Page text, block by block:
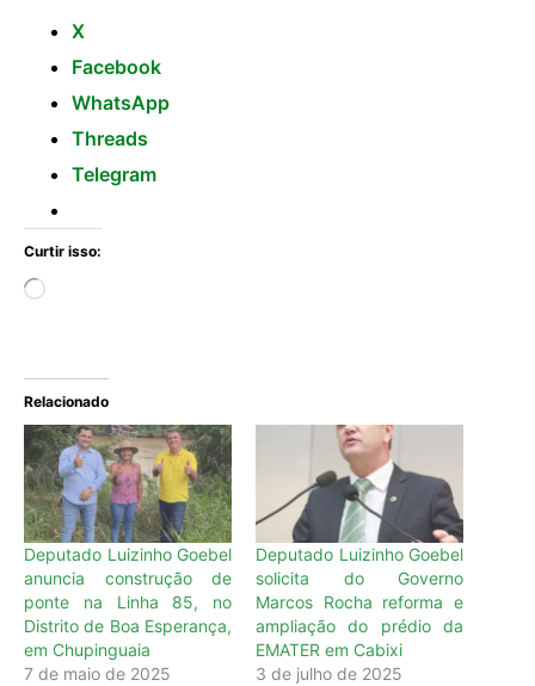
X
Facebook
WhatsApp
Threads
Telegram
Curtir isso:
Relacionado
Deputado Luizinho Goebel
anuncia construção de
ponte na Linha 85, no
Distrito de Boa Esperança,
em Chupinguaia
7 de maio de 2025
Deputado Luizinho Goebel
solicita do Governo
Marcos Rocha reforma e
ampliação do prédio da
EMATER em Cabixi
3 de julho de 2025